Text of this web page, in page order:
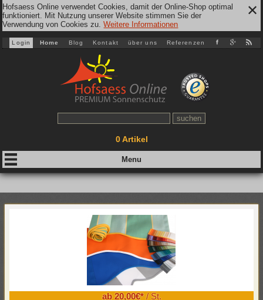
Hofsaess Online verwendet Cookies, damit der Online-Shop optimal
funktioniert. Mit Nutzung unserer Website stimmen Sie der
Verwendung von Cookies zu.Weitere Informationen
✕
Login Home Blog Kontakt über uns Referenzen
0Artikel
ab 20,00€*/ St.